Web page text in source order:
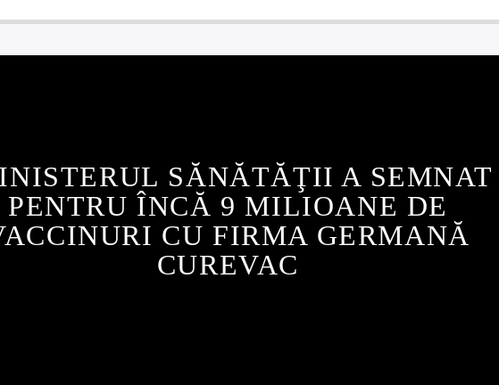
SĂNĂTĂŢII A SEMNAT
PENTRU ÎNCĂ 9 MILIOANE DE
CU FIRMA GERMANĂ
CUREVAC